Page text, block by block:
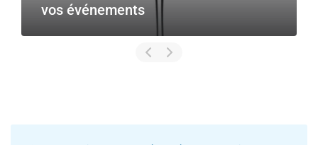
vos événements